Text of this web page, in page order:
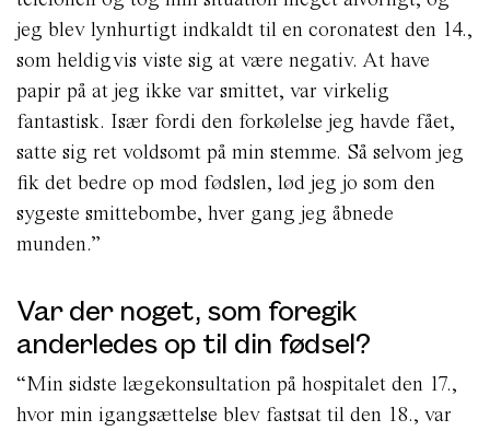
jeg blev lynhurtigt indkaldt til en coronatest den 14.,
som heldigvis viste sig at være negativ. At have
papir på at jeg ikke var smittet, var virkelig
fantastisk. Især fordi den forkølelse jeg havde fået,
satte sig ret voldsomt på min stemme. Så selvom jeg
fik det bedre op mod fødslen, lød jeg jo som den
sygeste smittebombe, hver gang jeg åbnede
munden.”
Var der noget, som foregik
anderledes op til din fødsel?
“Min sidste lægekonsultation på hospitalet den 17.,
hvor min igangsættelse blev fastsat til den 18., var